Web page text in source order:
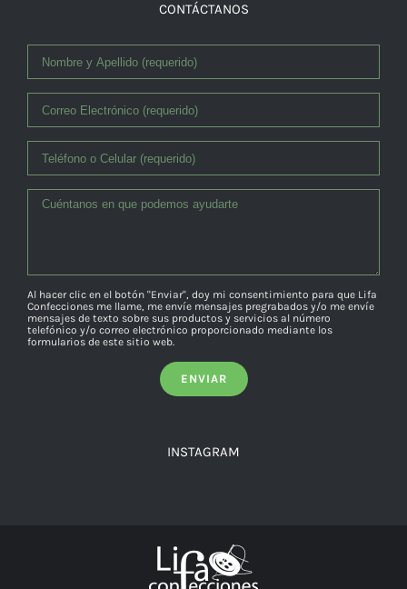
CONTÁCTANOS
Al hacer clic en el botón "Enviar", doy mi consentimiento para que Lifa
Confecciones me llame, me envíe mensajes pregrabados y/o me envíe
mensajes de texto sobre sus productos y servicios al número
telefónico y/o correo electrónico proporcionado mediante los
formularios de este sitio web.
INSTAGRAM